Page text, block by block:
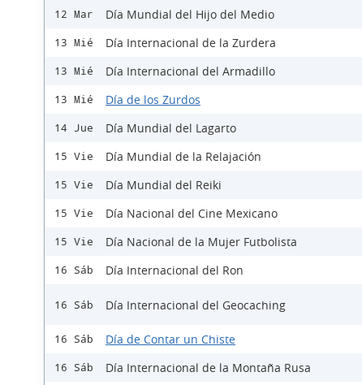
12 Mar Día Mundial del Hijo del Medio
13 Mié Día Internacional de la Zurdera
13 Mié Día Internacional del Armadillo
13 Mié Día de los Zurdos
14 Jue Día Mundial del Lagarto
15 Vie Día Mundial de la Relajación
15 Vie Día Mundial del Reiki
15 Vie Día Nacional del Cine Mexicano
15 Vie Día Nacional de la Mujer Futbolista
16 Sáb Día Internacional del Ron
16 Sáb Día Internacional del Geocaching
16 Sáb Día de Contar un Chiste
16 Sáb Día Internacional de la Montaña Rusa